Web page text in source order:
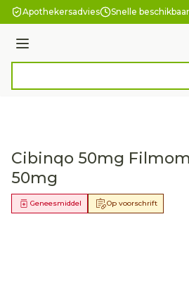
Ga naar de inhoud
Apothekersadvies Snelle
Menu
Cibinqo 50mg
50mg
Op voorschrift
Geneesmiddel